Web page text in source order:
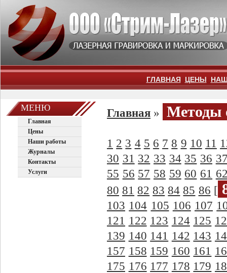
ГЛАВНАЯ ЦЕНЫ
МЕНЮ
Главная
Цены
Наши работы
Журналы
Контакты
Услуги
Главная » Методы
1 2 3 4 5 6 7 8 9 10 11
30 31 32 33 34 35 36
55 56 57 58 59 60 61
80 81 82 83 84 85 86 [
103 104 105 106 107
121 122 123 124 125
139 140 141 142 143
157 158 159 160 161
175 176 177 178 179